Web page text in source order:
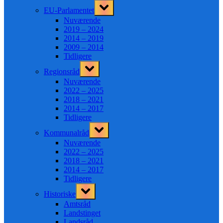
EU-Parlamentet
Toggle
sub-
menu
Nuværende
2019 – 2024
2014 – 2019
2009 – 2014
Tidligere
Regionsråd
Toggle
sub-
menu
Nuværende
2022 – 2025
2018 – 2021
2014 – 2017
Tidligere
Kommunalråd
Toggle
sub-
menu
Nuværende
2022 – 2025
2018 – 2021
2014 – 2017
Tidligere
Historiske
Toggle
sub-
menu
Amtsråd
Landstinget